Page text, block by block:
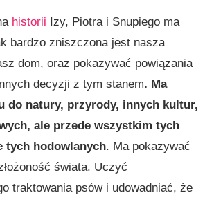
historii Izy, Piotra i Snupiego ma
bardzo zniszczona jest nasza
dom, oraz pokazywać powiązania
decyzji z tym stanem. Ma
do natury, przyrody, innych kultur,
ale przede wszystkim tych
tych hodowlanych. Ma pokazywać
świata. Uczyć
traktowania psów i udowadniać, że